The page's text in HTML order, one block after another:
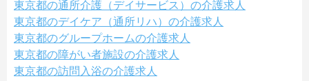
東京都の通所介護（デイサービス）の介護求人
東京都のデイケア（通所リハ）の介護求人
東京都のグループホームの介護求人
東京都の障がい者施設の介護求人
東京都の訪問入浴の介護求人